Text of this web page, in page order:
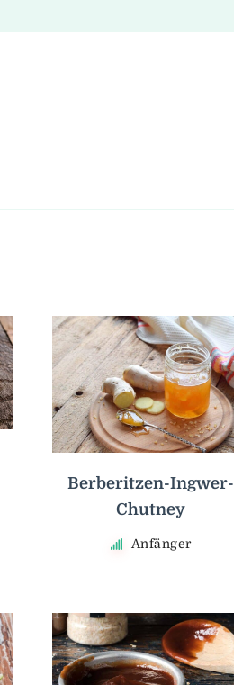
Berberitzen-Ingwer-
Chutney
Anfänger